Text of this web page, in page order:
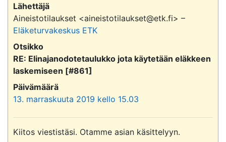
Lähettäjä
Aineistotilaukset <aineistotilaukset@etk.fi> –
Eläketurvakeskus ETK
Otsikko
RE: Elinajanodotetaulukko jota käytetään eläkkeen
laskemiseen [#861]
Päivämäärä
13. marraskuuta 2019 kello 15.03
Kiitos viestistäsi. Otamme asian käsittelyyn.